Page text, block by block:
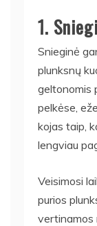
1.
Snieginė
plunksnų
geltonomis
pelkėse,
kojas taip,
lengviau
Veisimosi
purios
vertinamos